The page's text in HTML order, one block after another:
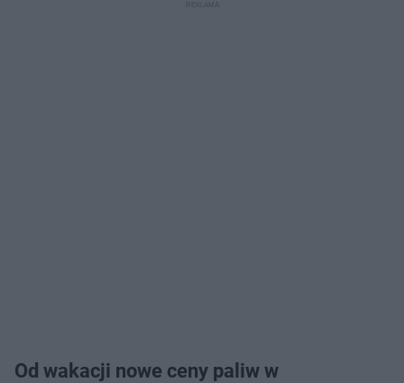
Od wakacji nowe ceny paliw w